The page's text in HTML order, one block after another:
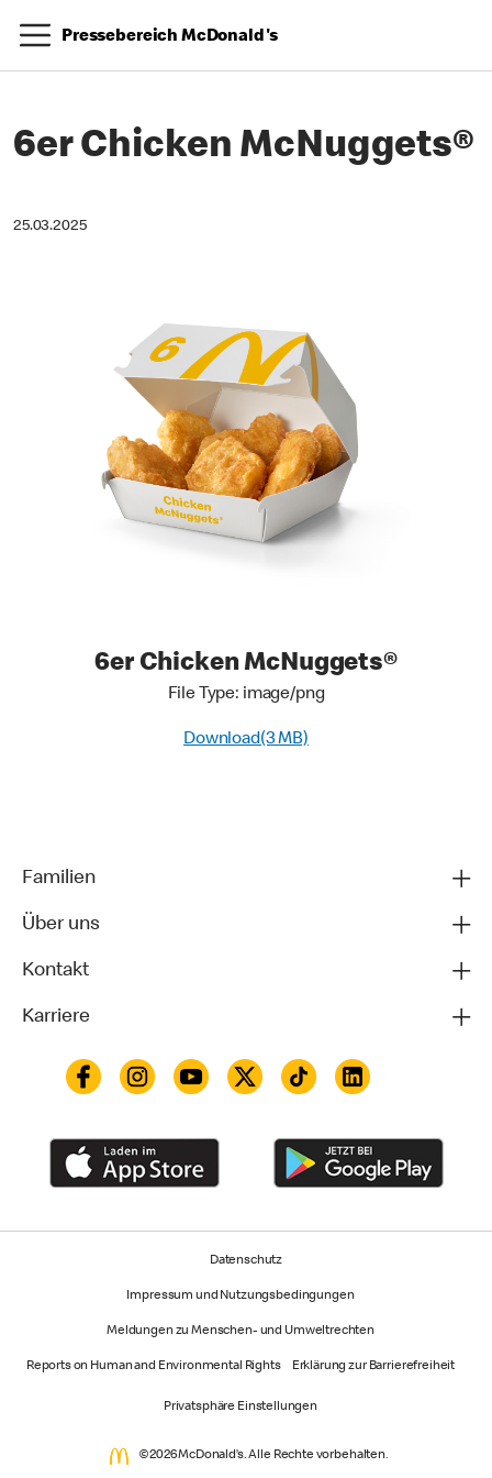
Pressebereich McDonald's
6er Chicken McNuggets®
25.03.2025
6er Chicken McNuggets®
File Type: image/png
Download(3 MB)
Familien
Über uns
Kontakt
Karriere
Datenschutz
Impressum und Nutzungs­bedingungen
Meldungen zu Menschen- und Umweltrechten
Reports on Human and Environmental Rights Erklärung zur Barrierefreiheit
Privatsphäre Einstellungen
©2026 McDonald’s. Alle Rechte vorbehalten.